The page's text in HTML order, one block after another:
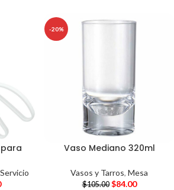
para
-20%
Vaso Mediano 320ml
Vasos y Tarros, Mesa
$105.00 $84.00